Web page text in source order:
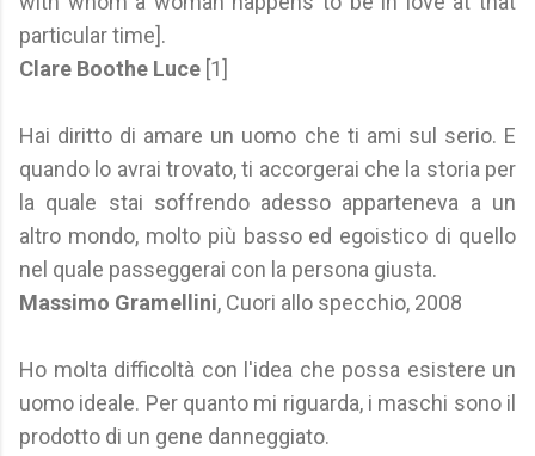
particular time].
Clare Boothe Luce [1]
Hai diritto di amare un uomo che ti ami sul serio. E
quando lo avrai trovato, ti accorgerai che la storia per
la quale stai soffrendo adesso apparteneva a un
altro mondo, molto più basso ed egoistico di quello
nel quale passeggerai con la persona giusta.
Massimo Gramellini, Cuori allo specchio, 2008
Ho molta difficoltà con l'idea che possa esistere un
uomo ideale. Per quanto mi riguarda, i maschi sono il
prodotto di un gene danneggiato.